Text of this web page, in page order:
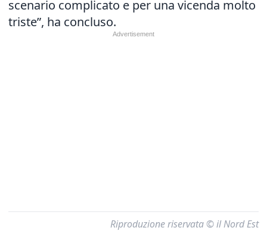
scenario complicato e per una vicenda molto
triste”, ha concluso.
Riproduzione riservata © il Nord Est